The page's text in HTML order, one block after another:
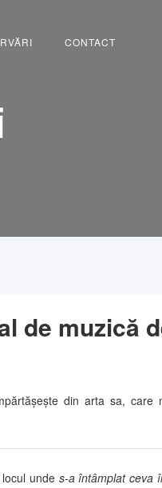
CONTACT
de muzică
din arta sa, care
unde s-a întâmplat ceva